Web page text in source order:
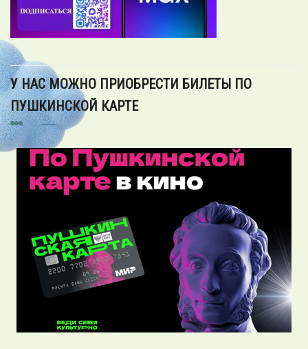
У НАС МОЖНО ПРИОБРЕСТИ БИЛЕТЫ ПО
ПУШКИНСКОЙ КАРТЕ